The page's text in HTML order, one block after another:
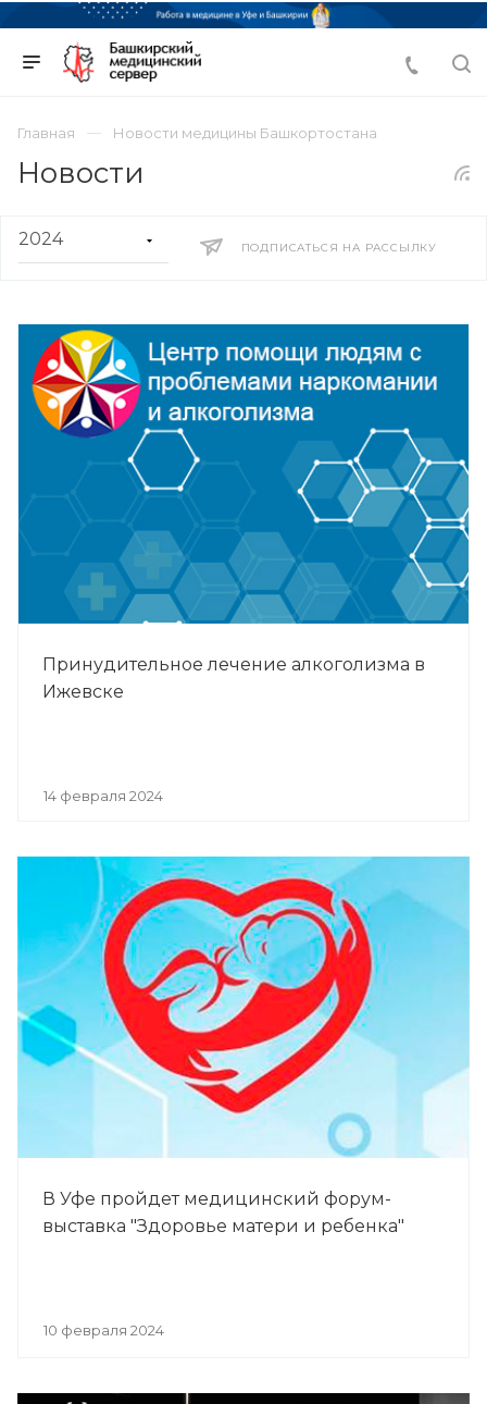
Главная Новости медицины Башкортостана
Новости
ПОДПИСАТЬСЯ НА РАССЫЛКУ
Принудительное лечение алкоголизма в
Ижевске
14 февраля 2024
В Уфе пройдет медицинский форум-
выставка "Здоровье матери и ребенка"
10 февраля 2024